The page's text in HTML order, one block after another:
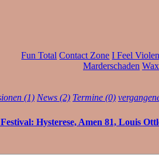
Fun Total Contact Zone I Feel
Marderschaden
(1) News (2) Termine (0)
Hysterese, Amen 81, Louis